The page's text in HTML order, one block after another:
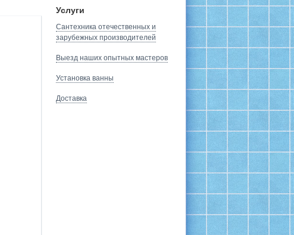
Услуги
Сантехника отечественных и
зарубежных производителей
Выезд наших опытных мастеров
Установка ванны
Доставка